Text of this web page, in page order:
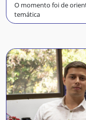
O momento foi de
temática